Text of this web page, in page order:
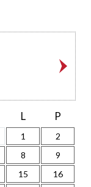
L P
1
2
8
9
15
16